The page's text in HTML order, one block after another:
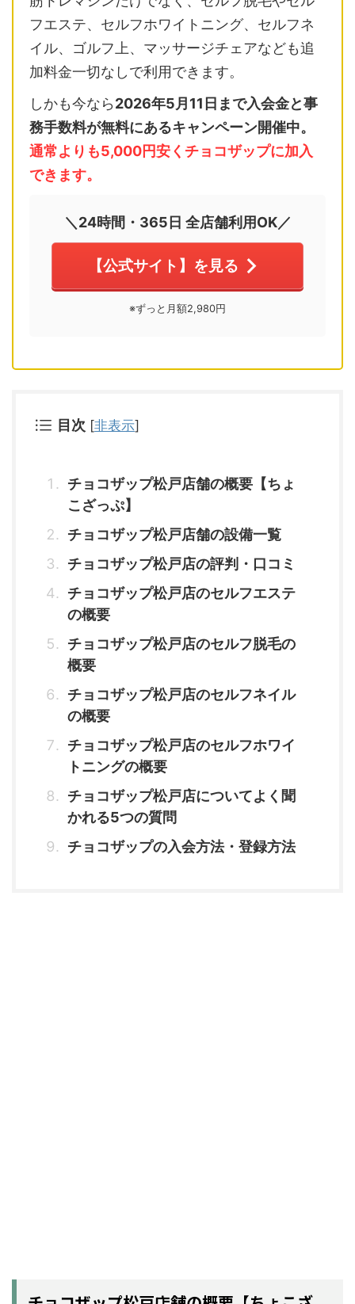
フエステ、セルフホワイトニング、セルフネ
イル、ゴルフ上、マッサージチェアなども追
加料金一切なしで利用できます。
しかも今なら2026年5月11日まで入会金と事
務手数料が無料にあるキャンペーン開催中。
通常よりも5,000円安くチョコザップに加入
できます。
＼24時間・365日 全店舗利用OK／
【公式サイト】を見る
※ずっと月額2,980円
目次 [非表示]
チョコザップ松戸店舗の概要【ちょ
こざっぷ】
チョコザップ松戸店舗の設備一覧
チョコザップ松戸店の評判・口コミ
チョコザップ松戸店のセルフエステ
の概要
チョコザップ松戸店のセルフ脱毛の
概要
チョコザップ松戸店のセルフネイル
の概要
チョコザップ松戸店のセルフホワイ
トニングの概要
チョコザップ松戸店についてよく聞
かれる5つの質問
チョコザップの入会方法・登録方法